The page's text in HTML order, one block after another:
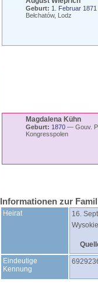
Geburt: 1. Februar 1871
Bełchatów, Lodz
Magdalena Kühn
Geburt: 1870 — Gouv.
Kongresspolen
Informationen zur
Heirat
16.
Eindeutige
Kennung